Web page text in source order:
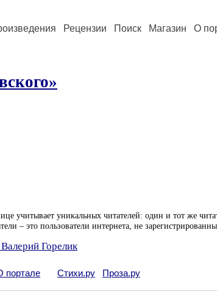
Рецензии Поиск Магазин О
учитывает уникальных читателей: один и тот же
– это пользователи интернета, не
Горелик
портале Стихи.ру Проза.ру